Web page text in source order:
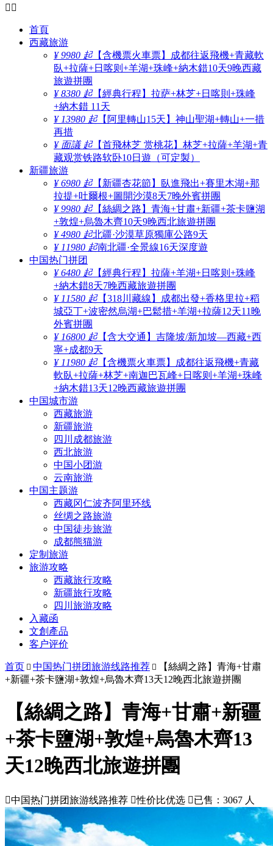
 
首頁
西藏旅游
¥ 9980 起【含機票火車票】成都往返飛機+青藏軟
臥+拉薩+日喀则+羊湖+珠峰+納木錯10天9晚西藏
旅遊拼團
¥ 8380 起【經典行程】拉萨+林芝+日喀則+珠峰
+納木錯 11天
¥ 13980 起【阿里轉山15天】神山聖湖+轉山+一措
再措
¥ 面議 起【首飛林芝 赏桃花】林芝+拉薩+羊湖+青
藏观赏铁路软卧10日遊（可定製）
新疆旅游
¥ 6980 起【新疆杏花節】臥進飛出+賽里木湖+那
拉提+吐爾根+圖開沙漠8天7晚外賓拼團
¥ 9980 起【絲綢之路】青海+甘肅+新疆+茶卡鹽湖
+敦煌+烏魯木齊10天9晚西北旅遊拼團
¥ 4980 起北疆·沙漠草原獨庫公路9天
¥ 11980 起南北疆·全景線16天深度遊
中国热门拼团
¥ 6480 起【經典行程】拉薩+羊湖+日喀则+珠峰
+納木錯8天7晚西藏旅遊拼團
¥ 11580 起【318川藏線】成都出發+香格里拉+稻
城亞丁+波密然烏湖+巴鬆措+羊湖+拉薩12天11晚
外賓拼團
¥ 16800 起【含大交通】吉隆坡/新加坡—西藏+西
寧+成都9天
¥ 11980 起【含機票火車票】成都往返飛機+青藏
軟臥+拉薩+林芝+南迦巴瓦峰+日喀则+羊湖+珠峰
+納木錯13天12晚西藏旅遊拼團
中国城市游
西藏旅游
新疆旅游
四川成都旅游
西北旅游
中国小团游
云南旅游
中国主题游
西藏冈仁波齐阿里环线
丝绸之路旅游
中国徒步旅游
成都熊猫游
定制旅游
旅游攻略
西藏旅行攻略
新疆旅行攻略
四川旅游攻略
入藏函
文創產品
客户评价
首页  中国热门拼团旅游线路推荐 
【絲綢之路】青海+甘肅
+新疆+茶卡鹽湖+敦煌+烏魯木齊13天12晚西北旅遊拼團
【絲綢之路】青海+甘肅+新疆
+茶卡鹽湖+敦煌+烏魯木齊13
天12晚西北旅遊拼團
中国热门拼团旅游线路推荐 性价比优选 已售：3067 人